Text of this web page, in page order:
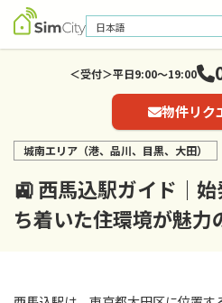
日本語
お問い合わせ
＜受付＞平日9:00～19:00
物件リク
城南エリア（港、品川、目黒、大田）
🚉 西馬込駅ガイド｜
ち着いた住環境が魅力